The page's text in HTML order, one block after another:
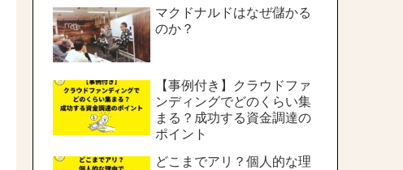
マクドナルドはなぜ儲かる
のか？
【事例付き】クラウドファ
ンディングでどのくらい集
まる？成功する資金調達の
ポイント
どこまでアリ？個人的な理